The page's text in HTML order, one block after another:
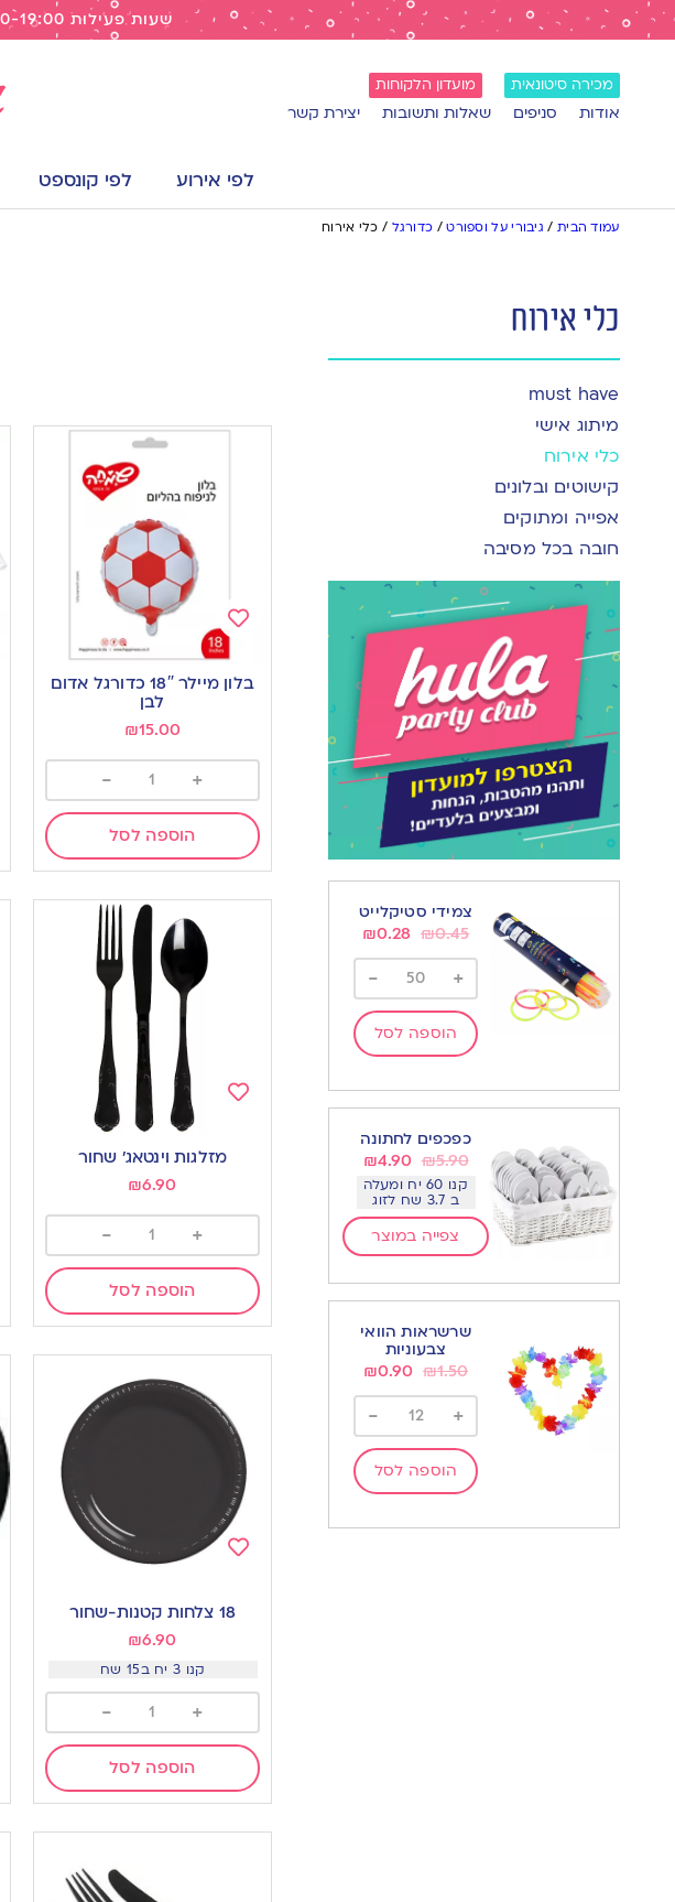
שעות פעילות 9:30-19:00 בחנות | משלוח חינם מעל 299 ש"ח
מכירה סיטונאית מועדון הלקוחות
אודות סניפים שאלות ותשובות יצירת קשר
לפי אירוע לפי קונספט
עמוד הבית / גיבורי על וספורט/ כדורגל / כלי אירוח
כלי אירוח
must have
מיתוג אישי
כלי אירוח
קישוטים ובלונים
אפייה ומתוקים
חובה בכל מסיבה
צמידי סטיקלייט
₪0.45
₪0.28
+
-
הוספה לסל
כפכפים לחתונה
₪5.90
₪4.90
קנו 60 יח ומעלה
ב 3.7 שח לזוג
צפייה במוצר
שרשראות הוואי
צבעוניות
₪1.50
₪0.90
+
-
הוספה לסל
Add
to
wishlist
בלון מיילר 18″ כדורגל אדום
לבן
₪15.00
+
-
הוספה לסל
wishlist
מזלגות וינטאג’ שחור
₪6.90
+
-
הוספה לסל
wishlist
18 צלחות קטנות-שחור
₪6.90
קנו 3 יח ב15 שח
+
-
הוספה לסל